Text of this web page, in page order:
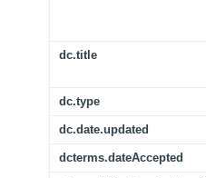
dc.title
dc.type
dc.date.updated
dcterms.dateAccepted